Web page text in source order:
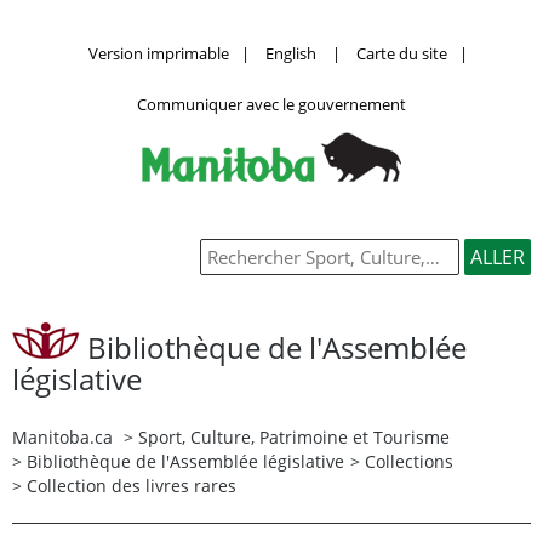
Version imprimable | English | Carte du site |
Communiquer avec le gouvernement
Bibliothèque de l'Assemblée
législative
Manitoba.ca > Sport, Culture, Patrimoine et Tourisme
> Bibliothèque de l'Assemblée législative > Collections
> Collection des livres rares